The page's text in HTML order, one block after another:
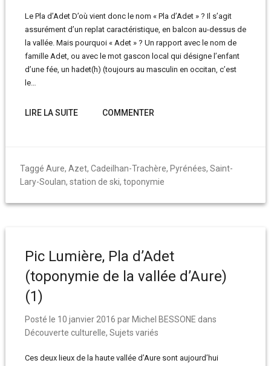
Le Pla d’Adet D’où vient donc le nom « Pla d’Adet » ? Il s’agit
assurément d’un replat caractéristique, en balcon au-dessus de
la vallée. Mais pourquoi « Adet » ? Un rapport avec le nom de
famille Adet, ou avec le mot gascon local qui désigne l’enfant
d’une fée, un hadet(h) (toujours au masculin en occitan, c’est
le…
LIRE LA SUITE COMMENTER
Taggé Aure, Azet, Cadeilhan-Trachère, Pyrénées, Saint-
Lary-Soulan, station de ski, toponymie
Pic Lumière, Pla d’Adet
(toponymie de la vallée d’Aure)
(1)
Posté le 10 janvier 2016 par Michel BESSONE dans
Découverte culturelle, Sujets variés
Ces deux lieux de la haute vallée d’Aure sont aujourd’hui